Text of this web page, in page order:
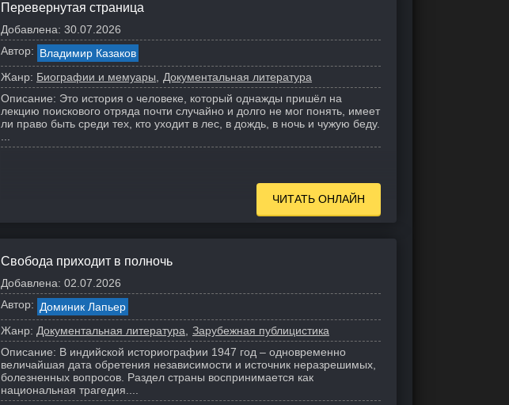
Перевернутая страница
Добавлена: 30.07.2026
Автор: Владимир Казаков
Жанр: Биографии и мемуары
Документальная литература
Описание: Это история о человеке, который однажды пришёл на
лекцию поискового отряда почти случайно и долго не мог понять, имеет
ли право быть среди тех, кто уходит в лес, в дождь, в ночь и чужую беду.
ЧИТАТЬ ОНЛАЙН
Свобода приходит в полночь
Добавлена: 02.07.2026
Автор: Доминик Лапьер
Жанр: Документальная литература
Зарубежная публицистика
Описание: В индийской историографии 1947 год – одновременно
величайшая дата обретения независимости и источник неразрешимых,
болезненных вопросов. Раздел страны воспринимается как
национальная трагедия....